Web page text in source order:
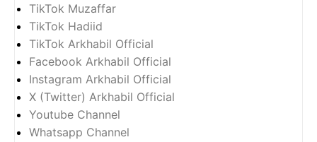
TikTok Muzaffar
TikTok Hadiid
TikTok Arkhabil Official
Facebook Arkhabil Official
Instagram Arkhabil Official
X (Twitter) Arkhabil Official
Youtube Channel
Whatsapp Channel